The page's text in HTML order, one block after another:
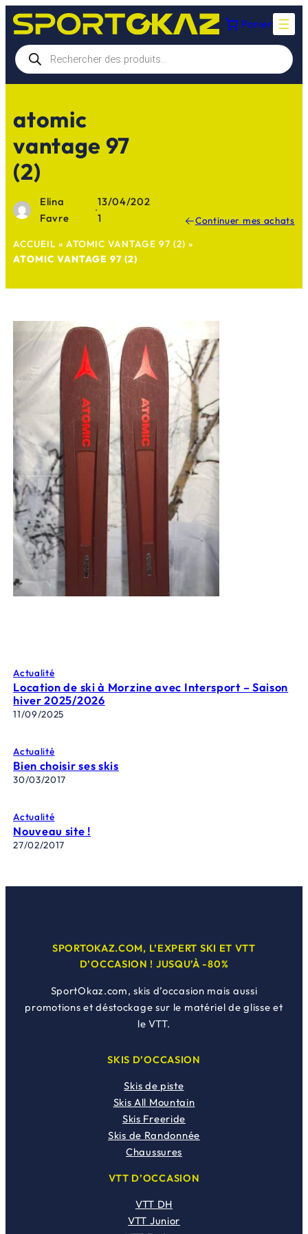
Aller
au
contenu
Panier
Recherche
de
produits
atomic
vantage 97
(2)
Elina
Favre
·
13/04/202
1
Continuer mes achats
ACCUEIL » ATOMIC VANTAGE 97 (2) »
ATOMIC VANTAGE 97 (2)
Actualité
Location de ski à Morzine avec Intersport – Saison
hiver 2025/2026
11/09/2025
Actualité
Bien choisir ses skis
30/03/2017
Actualité
Nouveau site !
27/02/2017
SPORTOKAZ.COM, L’EXPERT SKI ET VTT
D’OCCASION ! JUSQU’À -80%
SportOkaz.com, skis d’occasion mais aussi
promotions et déstockage sur le matériel de glisse et
le VTT.
SKIS D’OCCASION
Skis de piste
Skis All Mountain
Skis Freeride
Skis de Randonnée
Chaussures
VTT D’OCCASION
VTT DH
VTT Junior